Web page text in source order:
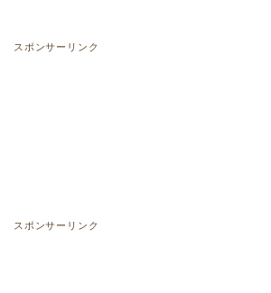
スポンサーリンク
スポンサーリンク